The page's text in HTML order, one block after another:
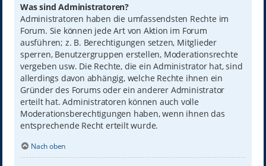
Was sind Administratoren?
Administratoren haben die umfassendsten Rechte im
Forum. Sie können jede Art von Aktion im Forum
ausführen; z. B. Berechtigungen setzen, Mitglieder
sperren, Benutzergruppen erstellen, Moderationsrechte
vergeben usw. Die Rechte, die ein Administrator hat, sind
allerdings davon abhängig, welche Rechte ihnen ein
Gründer des Forums oder ein anderer Administrator
erteilt hat. Administratoren können auch volle
Moderationsberechtigungen haben, wenn ihnen das
entsprechende Recht erteilt wurde.
Nach oben